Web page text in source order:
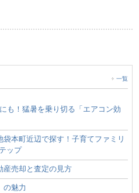
一覧
も！猛暑を乗り切る「エアコン効
袋本町近辺で探す！子育てファミリ
ップ
産売却と査定の見方
の魅力